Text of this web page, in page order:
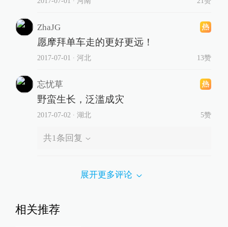
ZhaJG
愿摩拜单车走的更好更远！
2017-07-01 ∙ 河北 13赞
忘忧草
野蛮生长，泛滥成灾
2017-07-02 ∙ 湖北 5赞
共1条回复
展开更多评论
相关推荐